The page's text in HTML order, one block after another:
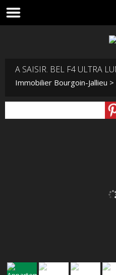
Immobilier Bourgoin-Jallieu >